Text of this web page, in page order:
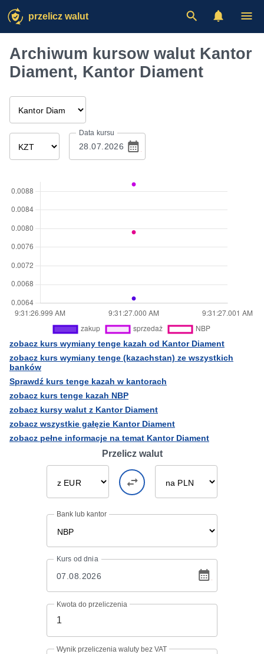
przelicz walut
Archiwum kursow walut Kantor
Diament, Kantor Diament
Data kursu
zobacz kurs wymiany tenge kazah od Kantor Diament
zobacz kurs wymiany tenge (kazachstan) ze wszystkich
banków
Sprawdź kurs tenge kazah w kantorach
zobacz kurs tenge kazah NBP
zobacz kursy walut z Kantor Diament
zobacz wszystkie gałęzie Kantor Diament
zobacz pełne informacje na temat Kantor Diament
Przelicz walut
Bank lub kantor
Kurs od dnia
Kwota do przeliczenia
Wynik przeliczenia waluty bez VAT